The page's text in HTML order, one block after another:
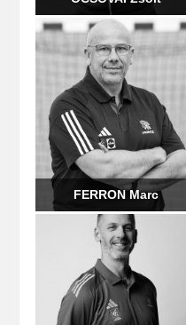
FERRON Marc